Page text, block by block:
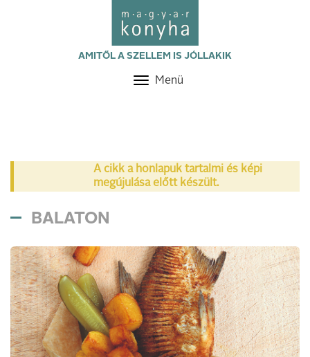
AMITŐL A SZELLEM IS JÓLLAKIK
Toggle
Menü
A cikk a honlapuk tartalmi és képi
megújulása előtt készült.
BALATON